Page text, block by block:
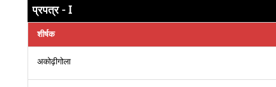
प्रपत्र - I
शीर्षक
अकोढ़ीगोला